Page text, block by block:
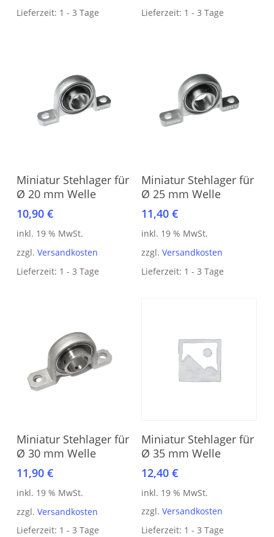
Lieferzeit: 1 - 3 Tage
Lieferzeit: 1 - 3 Tage
In den Warenkorb
Miniatur Stehlager für
Ø 20 mm Welle
10,90 €
inkl. 19 % MwSt.
zzgl. Versandkosten
Lieferzeit: 1 - 3 Tage
In den Warenkorb
Miniatur Stehlager für
Ø 25 mm Welle
11,40€
inkl. 19 % MwSt.
zzgl.Versandkosten
Lieferzeit: 1 - 3 Tage
In den Warenkorb
Miniatur Stehlager für
Ø 30 mm Welle
11,90 €
inkl. 19 % MwSt.
zzgl. Versandkosten
Lieferzeit: 1 - 3 Tage
In den Warenkorb
Miniatur Stehlager für
Ø 35 mm Welle
12,40€
inkl. 19 % MwSt.
zzgl.Versandkosten
Lieferzeit: 1 - 3 Tage